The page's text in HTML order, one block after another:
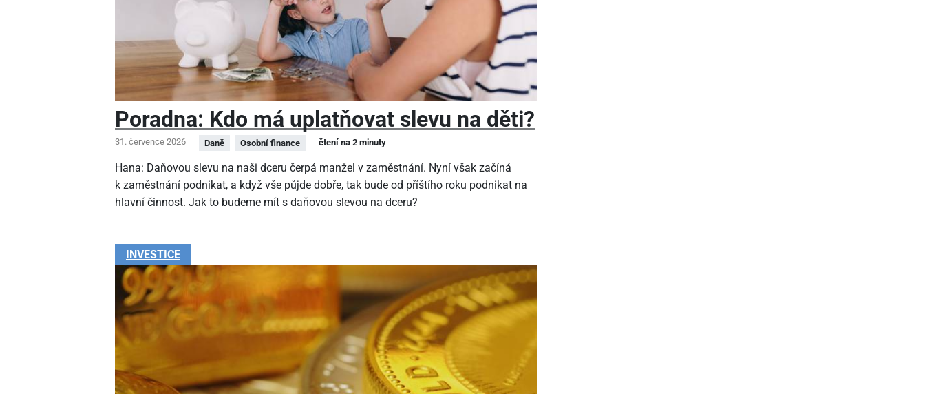
Poradna: Kdo má uplatňovat slevu na děti?
31. července 2026 Daně Osobní finance čtení na 2 minuty
Hana: Daňovou slevu na naši dceru čerpá manžel v zaměstnání. Nyní však začíná
k zaměstnání podnikat, a když vše půjde dobře, tak bude od příštího roku podnikat na
hlavní činnost. Jak to budeme mít s daňovou slevou na dceru?
INVESTICE